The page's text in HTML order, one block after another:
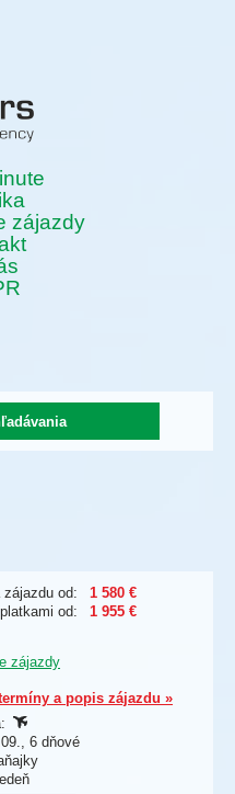
zájazdy
zájazdu od:
1 580 €
od:
1 955 €
zájazdy
a popis zájazdu »
6 dňové